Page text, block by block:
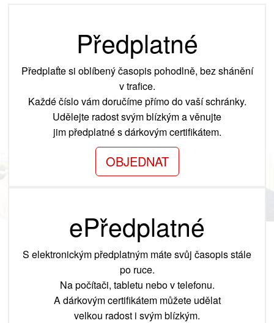
Předplatné
Předplaťte si oblíbený časopis pohodlně, bez shánění
v trafice.
Každé číslo vám doručíme přímo do vaší schránky.
Udělejte radost svým blízkým a věnujte
jim předplatné s dárkovým certifikátem.
OBJEDNAT
ePředplatné
S elektronickým předplatným máte svůj časopis stále
po ruce.
Na počítači, tabletu nebo v telefonu.
A dárkovým certifikátem můžete udělat
velkou radost i svým blízkým.